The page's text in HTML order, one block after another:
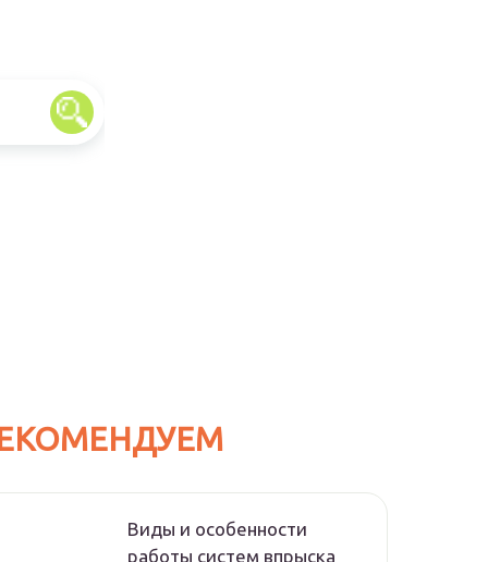
Виды и особенности
работы систем впрыска